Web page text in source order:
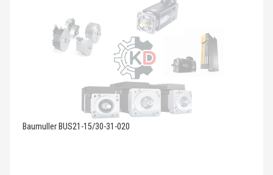
Baumuller BUS21-15/30-31-020